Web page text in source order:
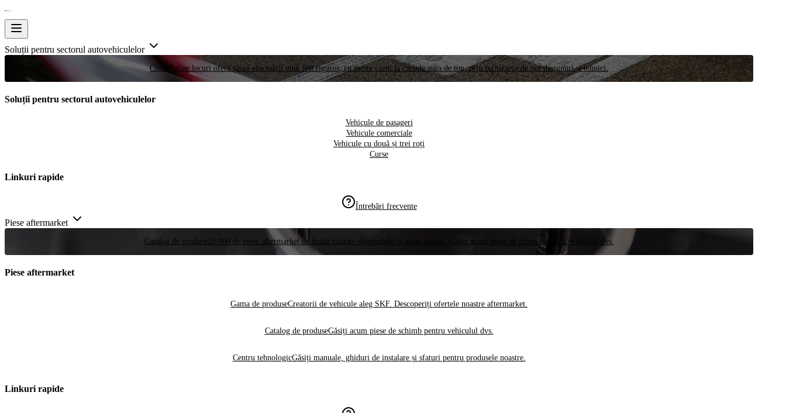
Soluții pentru sectorul autovehiculelor
Curse Puține locuri oferă șansa efectuării unui test riguros, cu meste cazul la cursele auto de top, prin furnizarea de noi designuri și tehnici.
Soluții pentru sectorul autovehiculelor
Vehicule de pasageri
Vehicule comerciale
Vehicule cu două și trei roți
Curse
Linkuri rapide
Întrebări frecvente
Piese aftermarket
Catalog de produse 20.000 de piese aftermarket de înaltă calitate disponibile la nivel global. Găsiți acum piese de schimb pentru vehiculul dvs.
Piese aftermarket
Gama de produseCreatorii de vehicule aleg SKF. Descoperiți ofertele noastre aftermarket.
Catalog de produseGăsiți acum piese de schimb pentru vehiculul dvs.
Centru tehnologicGăsiți manuale, ghiduri de instalare și sfaturi pentru produsele noastre.
Linkuri rapide